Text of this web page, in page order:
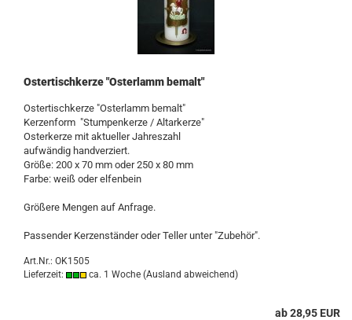
Ostertischkerze "Osterlamm bemalt"
Ostertischkerze "Osterlamm bemalt"
Kerzenform "Stumpenkerze / Altarkerze"
Osterkerze mit aktueller Jahreszahl
aufwändig handverziert.
Größe: 200 x 70 mm oder 250 x 80 mm
Farbe: weiß oder elfenbein
Größere Mengen auf Anfrage.
Passender Kerzenständer oder Teller unter "Zubehör".
Art.Nr.: OK1505
Lieferzeit:
ca. 1 Woche (Ausland abweichend)
ab 28,95 EUR